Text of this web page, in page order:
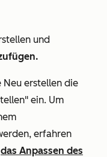
und
Neu erstellen die
ein. Um
erfahren
das Anpassen des